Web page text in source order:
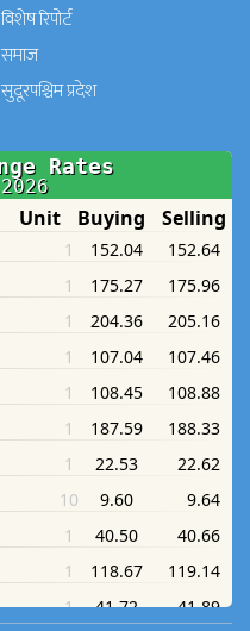
विशेष रिपोर्ट
समाज
सुदूरपश्चिम प्रदेश